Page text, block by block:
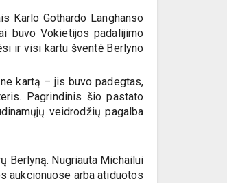
Karlo Gothardo Langhanso
buvo Vokietijos padalijimo
ir visi kartu šventė Berlyno
kartą – jis buvo padegtas,
Pagrindinis šio pastato
veidrodžių pagalba
Berlyną. Nugriauta Michailui
aukcionuose arba atiduotos